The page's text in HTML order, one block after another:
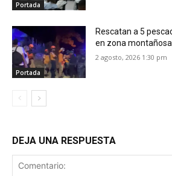
Portada
Portada
Rescatan a 5
en zona
2 agosto, 2026 1:30 pm
DEJA UNA RESPUESTA